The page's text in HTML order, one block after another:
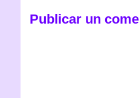
Publicar un